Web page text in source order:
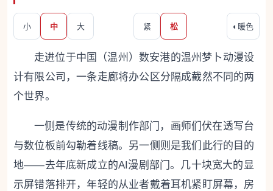
小 中 大 紧 松 ◐ 暖色
走进位于中国（温州）数安港的温州梦卜动漫设
计有限公司，一条走廊将办公区分隔成截然不同的两
个世界。
一侧是传统的动漫制作部门，画师们伏在透写台
与数位板前勾勒着线稿。另一侧则是我们此行的目的
地——去年底新成立的AI漫剧部门。几十块宽大的显
示屏错落排开，年轻的从业者戴着耳机紧盯屏幕，房